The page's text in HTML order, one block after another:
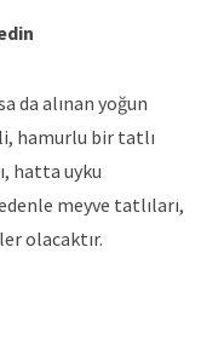
da alınan yoğun
hamurlu bir tatlı
hatta uyku
meyve tatlıları,
olacaktır.